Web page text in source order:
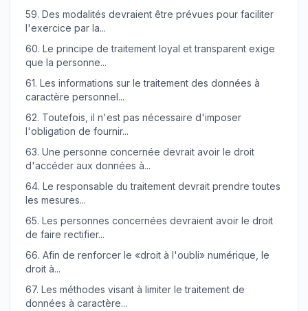
59. Des modalités devraient être prévues pour faciliter
l'exercice par la...
60. Le principe de traitement loyal et transparent exige
que la personne...
61. Les informations sur le traitement des données à
caractère personnel...
62. Toutefois, il n'est pas nécessaire d'imposer
l'obligation de fournir...
63. Une personne concernée devrait avoir le droit
d'accéder aux données à...
64. Le responsable du traitement devrait prendre toutes
les mesures...
65. Les personnes concernées devraient avoir le droit
de faire rectifier...
66. Afin de renforcer le «droit à l'oubli» numérique, le
droit à...
67. Les méthodes visant à limiter le traitement de
données à caractère...